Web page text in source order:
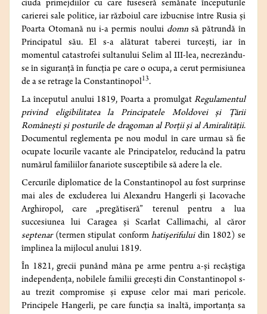
ciuda primejdiilor cu care fuseseră semănate începuturile
carierei sale politice, iar războiul care izbucnise între Rusia și
Poarta Otomană nu i-a permis noului domn să pătrundă în
Principatul său. El s-a alăturat taberei turcești, iar în
momentul catastrofei sultanului Selim al III-lea, necrezându-
se în siguranță în funcția pe care o ocupa, a cerut permisiunea
de a se retrage la Constantinopol13.
La începutul anului 1819, Poarta a promulgat Regulamentul
privind eligibilitatea la Principatele Moldovei și Țării
Românești și posturile de dragoman al Porții și al Amiralității.
Documentul reglementa pe nou modul în care urmau să fie
ocupate locurile vacante ale Principatelor, reducând la patru
numărul familiilor fanariote susceptibile să adere la ele.
Cercurile diplomatice de la Constantinopol au fost surprinse
mai ales de excluderea lui Alexandru Hangerli și Iacovache
Arghiropol, care „pregătiseră” terenul pentru a lua
succesiunea lui Caragea și Scarlat Callimachi, al căror
septenar (termen stipulat conformhatișerifului din 1802) se
împlinea la mijlocul anului 1819.
În 1821, grecii punând mâna pe arme pentru a-și recâștiga
independența, nobilele familii grecești din Constantinopol s-
au trezit compromise și expuse celor mai mari pericole.
Principele Hangerli, pe care funcția sa înaltă, importanța sa